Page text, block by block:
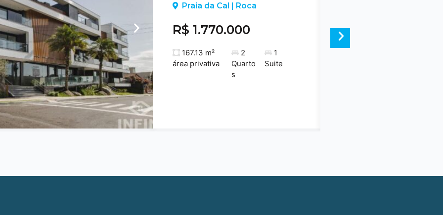
Praia da Cal | Roca
R$ 1.770.000
167.13 m²
área privativa
2
Quarto
s
1
Suite